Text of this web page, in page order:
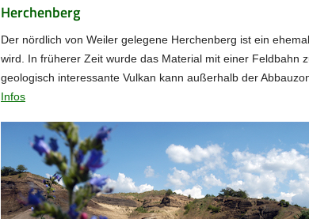
Herchenberg
Der nördlich von Weiler gelegene Herchenberg ist ein
wird. In früherer Zeit wurde das Material mit einer Feldbahn
geologisch interessante Vulkan kann außerhalb der
Infos